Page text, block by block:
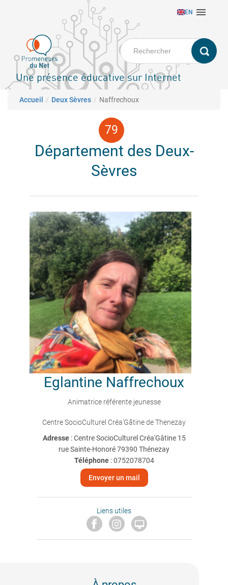
principal
EN 
Une présence éducative sur Internet
Fil d'Ariane
Accueil Deux Sèvres Naffrechoux
Département des Deux-
Sèvres
Eglantine Naffrechoux
Animatrice référente jeunesse
Centre SocioCulturel Créa'Gâtine de Thenezay
Adresse : Centre SocioCulturel Créa'Gâtine 15
rue Sainte-Honoré 79390 Thénezay
Téléphone:0752078704
Envoyer un mail
Liens utiles
